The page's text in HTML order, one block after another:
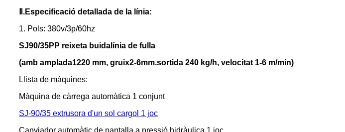
.Especificació detallada de la línia:
1. Pols: 380v/3p/60hz
SJ90/35PP reixeta buida línia de fulla
(amb amplada1220 mm, gruix2-6mm.sortida 240 kg/h, velocitat 1-6 m/min)
Llista de màquines:
Màquina de càrrega automàtica 1 conjunt
SJ-90/35 extrusora d'un sol cargol 1 joc
Canviador automàtic de pantalla a pressió hidràulica 1 joc